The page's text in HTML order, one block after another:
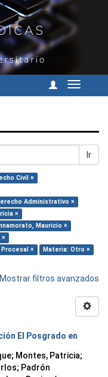
Cambiar
Ir
Civil ×
Administrativo ×
×
Mauricio ×
×
Materia: Otro ×
Mostrar filtros avanzados
El Posgrado en
; Montes, Patricia;
; Padrón